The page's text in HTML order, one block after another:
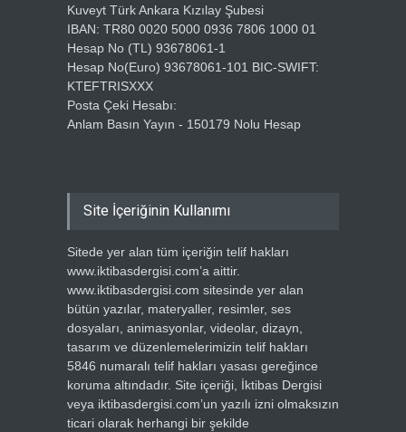
Kuveyt Türk Ankara Kızılay Şubesi
IBAN: TR80 0020 5000 0936 7806 1000 01
Hesap No (TL) 93678061-1
Hesap No(Euro) 93678061-101 BIC-SWIFT:
KTEFTRISXXX
Posta Çeki Hesabı:
Anlam Basın Yayın - 150179 Nolu Hesap
Site İçeriğinin Kullanımı
Sitede yer alan tüm içeriğin telif hakları
www.iktibasdergisi.com’a aittir.
www.iktibasdergisi.com sitesinde yer alan
bütün yazılar, materyaller, resimler, ses
dosyaları, animasyonlar, videolar, dizayn,
tasarım ve düzenlemelerimizin telif hakları
5846 numaralı telif hakları yasası gereğince
koruma altındadır. Site içeriği, İktibas Dergisi
veya iktibasdergisi.com’un yazılı izni olmaksızın
ticari olarak herhangi bir şekilde